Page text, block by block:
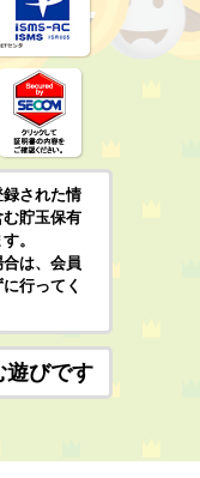
された情
貯玉保有
。
は、会員
行ってく
遊びです